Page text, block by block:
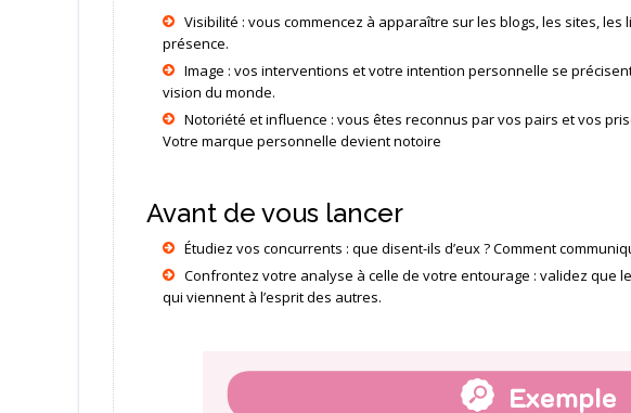
Visibilité : vous commencez à apparaître sur les blogs, les sites,
présence.
Image : vos interventions et votre intention personnelle se
vision du monde.
Notoriété et influence : vous êtes reconnus par vos pairs et vos
Votre marque personnelle devient notoire
Avant de vous lancer
Étudiez vos concurrents : que disent-ils d’eux ? Comment
Confrontez votre analyse à celle de votre entourage : validez que
qui viennent à l’esprit des autres.